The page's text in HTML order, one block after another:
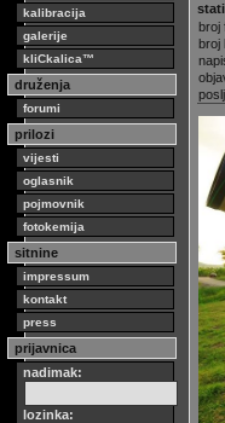
kalibracija
galerije
kliCkalica™
druženja
forumi
prilozi
vijesti
oglasnik
pojmovnik
fotokemija
sitnine
impressum
kontakt
press
prijavnica
nadimak:
lozinka:
broj
broj